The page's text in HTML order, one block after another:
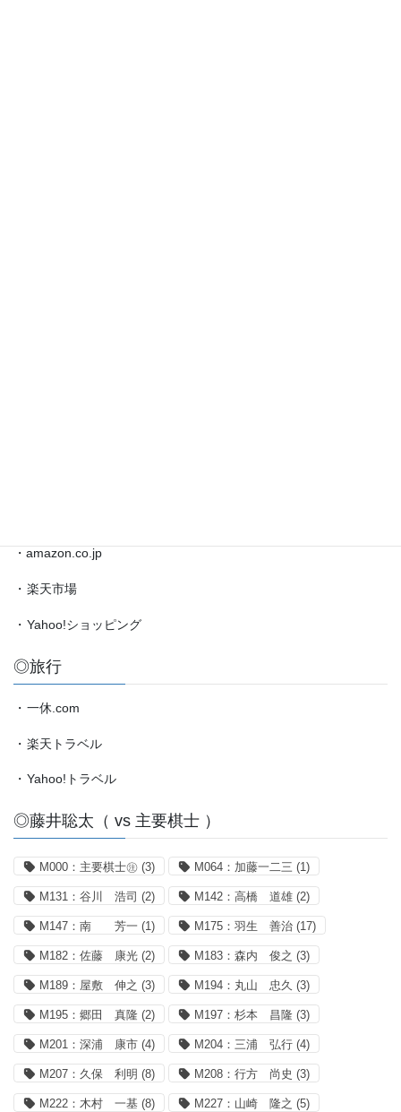
・amazon.co.jp
・ 楽天市場
・ Yahoo!ショッピング
◎旅行
・ 一休.com
・ 楽天トラベル
・ Yahoo!トラベル
◎藤井聡太（ vs 主要棋士 ）
M000：主要棋士㊟ (3) M064：加藤一二三 (1)
M131：谷川 浩司 (2) M142：高橋 道雄 (2)
M147：南 芳一 (1) M175：羽生 善治 (17)
M182：佐藤 康光 (2) M183：森内 俊之 (3)
M189：屋敷 伸之 (3) M194：丸山 忠久 (3)
M195：郷田 真隆 (2) M197：杉本 昌隆 (3)
M201：深浦 康市 (4) M204：三浦 弘行 (4)
M207：久保 利明 (8) M208：行方 尚史 (3)
M222：木村 一基 (8) M227：山崎 隆之 (5)